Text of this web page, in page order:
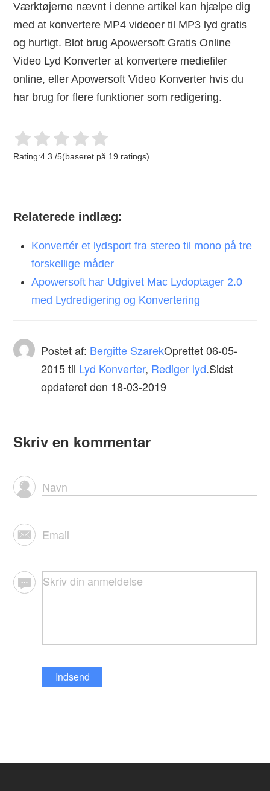
Værktøjerne nævnt i denne artikel kan hjælpe dig
med at konvertere MP4 videoer til MP3 lyd gratis
og hurtigt. Blot brug Apowersoft Gratis Online
Video Lyd Konverter at konvertere mediefiler
online, eller Apowersoft Video Konverter hvis du
har brug for flere funktioner som redigering.
Rating:4.3 /5(baseret på 19 ratings)
Relaterede indlæg:
Konvertér et lydsport fra stereo til mono på tre
forskellige måder
Apowersoft har Udgivet Mac Lydoptager 2.0
med Lydredigering og Konvertering
Postet af: Bergitte SzarekOprettet06-05-
2015 til Lyd Konverter, Rediger lyd.Sidst
opdateret den 18-03-2019
Skriv en kommentar
Indsend